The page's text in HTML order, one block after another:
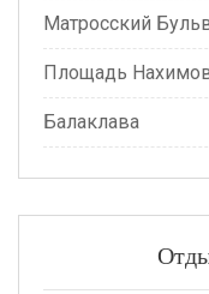
Матросский
Площадь
Балаклава